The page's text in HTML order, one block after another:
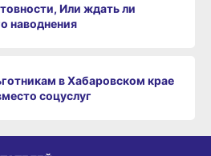
Или ждать ли
наводнения
в Хабаровском крае
соцуслуг